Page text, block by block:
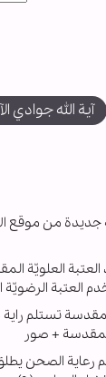
آية الله جوادي
من موقع
العلويّة
العتبة
تستلم
+ صور
الصحن